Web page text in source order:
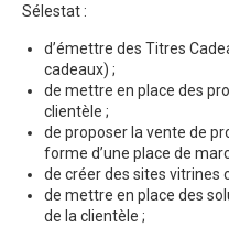
Sélestat :
d’émettre des Titres
cadeaux) ;
de mettre en place des
clientèle ;
de proposer la vente de
forme d’une place de
de créer des sites vitrines
de mettre en place des
de la clientèle ;